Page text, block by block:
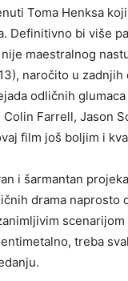
Toma Henksa
Definitivno bi više
maestralnog
naročito u zadnjih
odličnih
Colin Farrell, Jason
film još boljim i
i šarmantan
drama naprosto
treba